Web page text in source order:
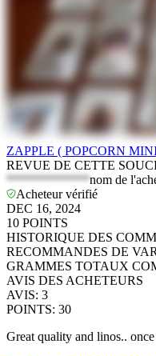
ZAPPLE ( POPCORN
REVUE DE CETTE
*************nom de
Acheteur vérifié
DEC 16, 2024
10 POINTS
HISTORIQUE DES
RECOMMANDES DE
GRAMMES TOTAUX
AVIS DES ACHETEURS
AVIS: 3
POINTS: 30
Great quality and linos.. once